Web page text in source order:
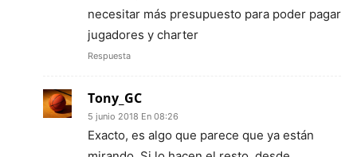
necesitar más presupuesto para poder pagar
jugadores y charter
Respuesta
Tony_GC
5 junio 2018 En 08:26
Exacto, es algo que parece que ya están